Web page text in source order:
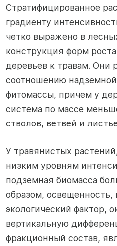
Стратифицированное
градиенту
четко выражено в
конструкция форм
деревьев к травам. Они
соотношению
фитомассы, причем у
система по массе
стволов, ветвей и
У травянистых
низким уровням
подземная биомасса
образом, освещенность,
экологический фактор,
вертикальную
фракционный состав,